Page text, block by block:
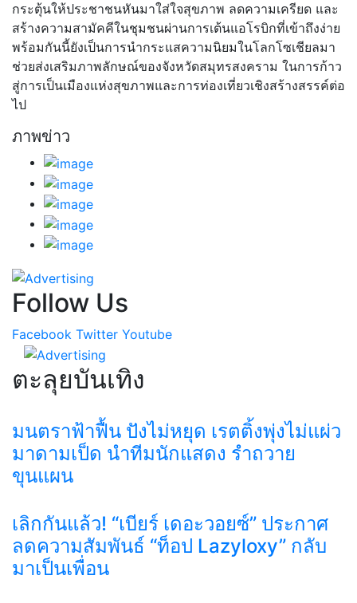
กระตุ้นให้ประชาชนหันมาใส่ใจสุขภาพ ลดความเครียด และ
สร้างความสามัคคีในชุมชนผ่านการเต้นแอโรบิกที่เข้าถึงง่าย
พร้อมกันนี้ยังเป็นการนำกระแสความนิยมในโลกโซเชียลมา
ช่วยส่งเสริมภาพลักษณ์ของจังหวัดสมุทรสงคราม ในการก้าว
สู่การเป็นเมืองแห่งสุขภาพและการท่องเที่ยวเชิงสร้างสรรค์ต่อ
ไป
ภาพข่าว
Follow Us
Facebook Twitter Youtube
ตะลุยบันเทิง
มนตราฟ้าฟื้น ปังไม่หยุด เรตติ้งพุ่งไม่แผ่ว
มาดามเป็ด นำทีมนักแสดง รำถวาย
ขุนแผน
เลิกกันแล้ว! “เบียร์ เดอะวอยซ์” ประกาศ
ลดความสัมพันธ์ “ท็อป Lazyloxy” กลับ
มาเป็นเพื่อน